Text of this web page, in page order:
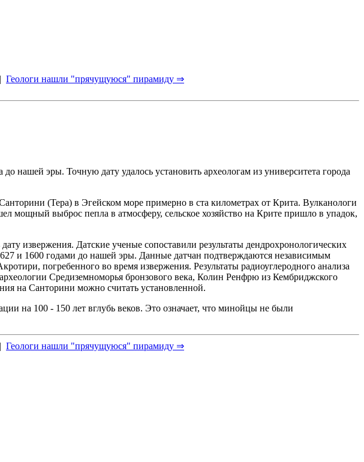
| Геологи нашли "прячущуюся" пирамиду ⇒
нашей эры. Точную дату удалось установить археологам из университета города
(Тера) в Эгейском море примерно в ста километрах от Крита. Вулканологи
мощный выброс пепла в атмосферу, сельское хозяйство на Крите пришло в упадок,
извержения. Датские ученые сопоставили результаты дендрохронологических
и 1600 годами до нашей эры. Данные датчан подтверждаются независимым
погребенного во время извержения. Результаты радиоуглеродного анализа
Средиземноморья бронзового века, Колин Ренфрю из Кембриджского
на Санторини можно считать установленной.
на 100 - 150 лет вглубь веков. Это означает, что минойцы не были
| Геологи нашли "прячущуюся" пирамиду ⇒